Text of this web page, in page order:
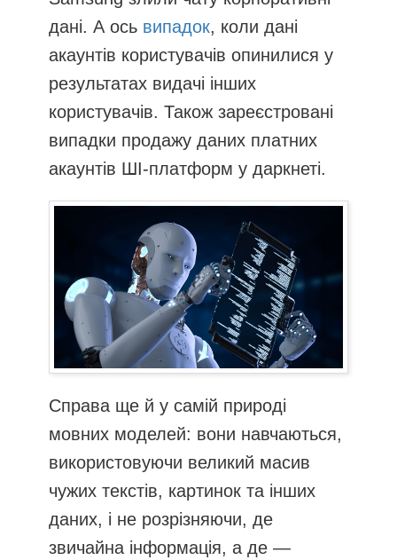
дані. А ось випадок, коли дані
акаунтів користувачів опинилися у
результатах видачі інших
користувачів. Також зареєстровані
випадки продажу даних платних
акаунтів ШІ-платформ у даркнеті.
Справа ще й у самій природі
мовних моделей: вони навчаються,
використовуючи великий масив
чужих текстів, картинок та інших
даних, і не розрізняючи, де
звичайна інформація, а де —